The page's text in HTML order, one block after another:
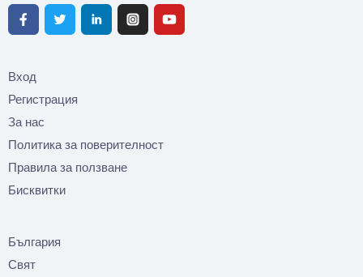
Вход
Регистрация
За нас
Политика за поверителност
Правила за ползване
Бисквитки
България
Свят